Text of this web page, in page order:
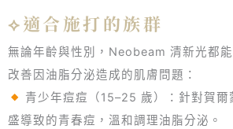
⟡適合施打的族群
無論年齡與性別，Neobeam 清新光都
改善因油脂分泌造成的肌膚問題：
青少年痘痘（15–25 歲）：針對賀爾
盛導致的青春痘，溫和調理油脂分泌。